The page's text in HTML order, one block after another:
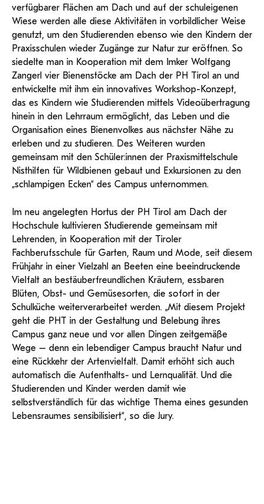
verfügbarer Flächen am Dach und auf der schuleigenen
Wiese werden alle diese Aktivitäten in vorbildlicher Weise
genutzt, um den Studierenden ebenso wie den Kindern der
Praxisschulen wieder Zugänge zur Natur zur eröffnen. So
siedelte man in Kooperation mit dem Imker Wolfgang
Zangerl vier Bienenstöcke am Dach der PH Tirol an und
entwickelte mit ihm ein innovatives Workshop-Konzept,
das es Kindern wie Studierenden mittels Videoübertragung
hinein in den Lehrraum ermöglicht, das Leben und die
Organisation eines Bienenvolkes aus nächster Nähe zu
erleben und zu studieren. Des Weiteren wurden
gemeinsam mit den Schüler:innen der Praxismittelschule
Nisthilfen für Wildbienen gebaut und Exkursionen zu den
„schlampigen Ecken“ des Campus unternommen.
Im neu angelegten Hortus der PH Tirol am Dach der
Hochschule kultivieren Studierende gemeinsam mit
Lehrenden, in Kooperation mit der Tiroler
Fachberufsschule für Garten, Raum und Mode, seit diesem
Frühjahr in einer Vielzahl an Beeten eine beeindruckende
Vielfalt an bestäuberfreundlichen Kräutern, essbaren
Blüten, Obst- und Gemüsesorten, die sofort in der
Schulküche weiterverarbeitet werden. „Mit diesem Projekt
geht die PHT in der Gestaltung und Belebung ihres
Campus ganz neue und vor allen Dingen zeitgemäße
Wege – denn ein lebendiger Campus braucht Natur und
eine Rückkehr der Artenvielfalt. Damit erhöht sich auch
automatisch die Aufenthalts- und Lernqualität. Und die
Studierenden und Kinder werden damit wie
selbstverständlich für das wichtige Thema eines gesunden
Lebensraumes sensibilisiert“, so die Jury.